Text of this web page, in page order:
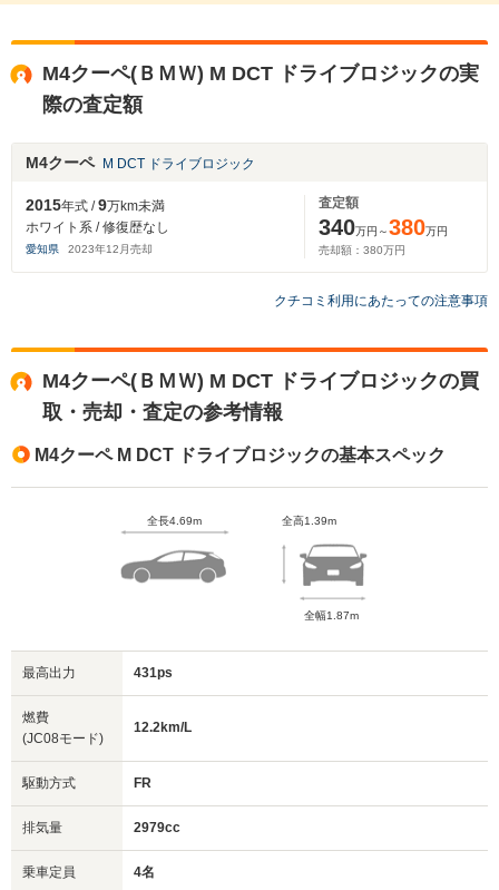
M4クーペ(ＢＭＷ) M DCT ドライブロジックの実
際の査定額
M4クーペ M DCT ドライブロジック
2015年式 /9万km未満
ホワイト系 / 修復歴なし
愛知県 2023年12 月売却
査定額
340万円～380万円
売却額： 380万円
クチコミ利用にあたっての注意事項
M4クーペ(ＢＭＷ) M DCT ドライブロジックの買
取・売却・査定の参考情報
M4クーペ M DCT ドライブロジックの基本スペック
全長4.69m 全高1.39m
全幅1.87m
最高出力 431ps
燃費
(JC08モード)
12.2km/L
駆動方式 FR
排気量 2979cc
乗車定員 4名